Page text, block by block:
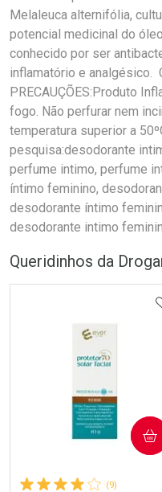
Melaleuca alternifólia,
potencial medicinal do
conhecido por ser
inflamatório e analgésico.
PRECAUÇÕES:Produto
fogo. Não perfurar nem
temperatura superior a
pesquisa:desodorante
perfume intimo, perfume
íntimo feminino,
desodorante íntimo
desodorante intimo
Queridinhos da
(9)
COMPRAR